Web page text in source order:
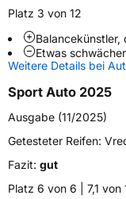
FahrzeugartPKW &
Weitere
SchlauchtypTL
Zustand Neureifen
M+SJa
VerstärktXL
Platz 3 von 12
Balancekünstler,
Etwas
Weitere Details bei
Sport Auto 2025
Ausgabe (11/2025)
Getesteter Reifen:
Fazit: gut
Platz 6 von 6 | 7,1 von